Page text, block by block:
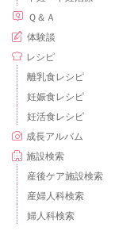
Ｑ＆Ａ
体験談
レシピ
離乳食レシピ
妊娠食レシピ
妊活食レシピ
成長アルバム
施設検索
産後ケア施設検索
産婦人科検索
婦人科検索